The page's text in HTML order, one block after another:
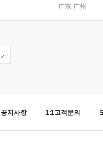
广东 广州
공지사항 1:1고객문의